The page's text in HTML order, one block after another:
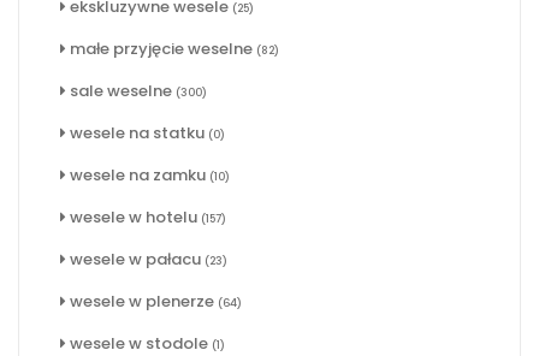
ekskluzywne wesele (25)
małe przyjęcie weselne (82)
sale weselne (300)
wesele na statku (0)
wesele na zamku (10)
wesele w hotelu (157)
wesele w pałacu (23)
wesele w plenerze (64)
wesele w stodole (1)